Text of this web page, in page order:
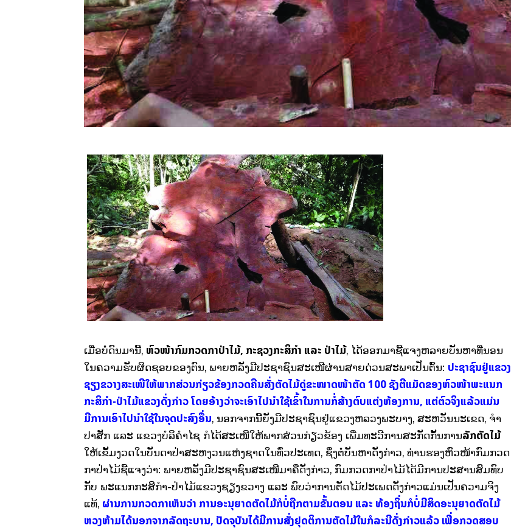
ເມື່ອບໍ່ດົນມານີ້, ຫົວໜ້າກົມກວດກາປ່າໄມ້, ກະຊວງກະສິກໍາ ແລະ ປ່າໄມ້, ໄດ້ອອກມາຊີ້ແຈງຫລາຍບັນຫາທີ່ນອນ
ໃນຄວາມຮັບຜິດຊອບຂອງຕົນ, ພາຍຫລັງມີປະຊາຊົນສະເໜີຜ່ານສາຍດ່ວນສະພາເປັນຕົ້ນ: ປະຊາຊົນຢູ່ແຂວງ
ຊຽງຂວາງສະເໜີໃຫ້ພາກສ່ວນກ່ຽວຂ້ອງກວດຄືນສັ່ງຕັດໄມ້ດູ່ຂະໜາດໜ້າຕັດ 100 ຊັງຕີແມັດຂອງຫົວໜ້າພະແນກ
ກະສິກໍາ-ປ່າໄມ້ແຂວງດັ່ງກ່າວ ໂດຍອ້າງວ່າຈະເອົາໄປນໍາໃຊ້ເຂົ້າໃນການກໍ່ສ້າງຕົບແຕ່ງຫ້ອງການ, ແຕ່ຕົວຈິງແລ້ວແມ່ນ
ມີການເອົາໄປນໍາໃຊ້ໃນຈຸດປະສົງອື່ນ, ນອກຈາກນີ້ຍັງມີປະຊາຊົນຢູ່ແຂວງຫລວງພະບາງ, ສະຫວັນນະເຂດ, ຈໍາ
ປາສັກ ແລະ ແຂວງບໍລິຄໍາໄຊ ກໍໄດ້ສະເໜີໃຫ້ພາກສ່ວນກ່ຽວຂ້ອງ ເພີ່ມທະວີການສະກັດກັ້ນການລັກຕັດໄມ້
ໃຫ້ເຂັ້ມງວດໃນບັນດາປ່າສະຫງວນແຫ່ງຊາດໃນທົ່ວປະເທດ, ຊຶ່ງຕໍ່ບັນຫາດັ່ງກ່າວ, ທ່ານຮອງຫົວໜ້າກົມກວດ
ກາປ່າໄມ້ຊີ້ແຈງວ່າ: ພາຍຫລັງມີປະຊາຊົນສະເໜີມາຄືດັ່ງກ່າວ, ກົມກວດກາປ່າໄມ້ໄດ້ມີການປະສານສົມທົບ
ກັບ ພະແນກກະສິກໍາ-ປ່າໄມ້ແຂວງຊຽງຂວາງ ແລະ ພົບວ່າການຕັດໄມ້ປະເພດດັ່ງກ່າວແມ່ນເປັນຄວາມຈິງ
ແທ້, ຜ່ານການກວດກາເຫັນວ່າ ການອະນຸຍາດຕັດໄມ້ກໍບໍ່ຖືກຕາມຂັ້ນຕອນ ແລະ ທ້ອງຖິ່ນກໍບໍ່ມີສິດອະນຸຍາດຕັດໄມ້
ຫວງຫ້າມໄດ້ນອກຈາກລັດຖະບານ, ປັດຈຸບັນໄດ້ມີການສັ່ງຢຸດຕິການຕັດໄມ້ໃນກໍລະນີດັ່ງກ່າວແລ້ວ ເພື່ອກວດສອບ